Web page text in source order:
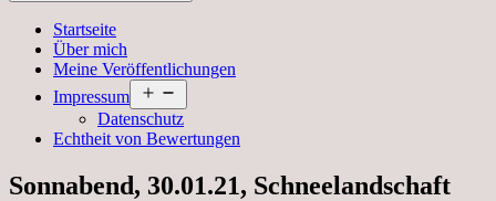
Startseite
Über mich
Meine Veröffentlichungen
Impressum
öffnen
Datenschutz
Echtheit von Bewertungen
Sonnabend, 30.01.21, Schneelandschaft